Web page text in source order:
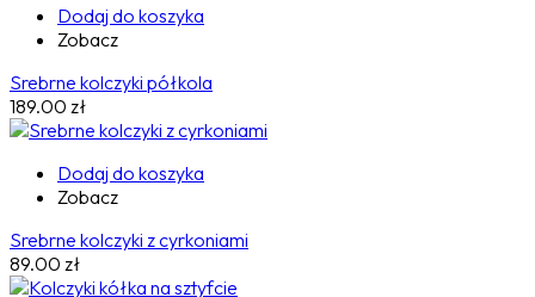
Dodaj do koszyka
Zobacz
Srebrne kolczyki półkola
189.00 zł
Dodaj do koszyka
Zobacz
Srebrne kolczyki z cyrkoniami
89.00 zł